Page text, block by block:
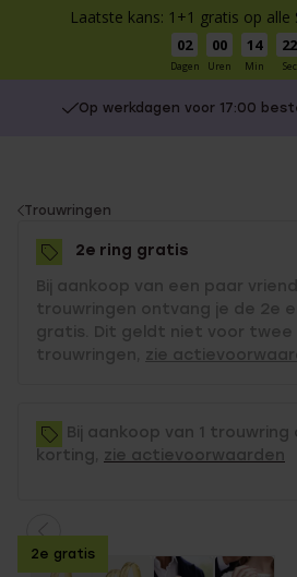
Laatste kans: 1+1 gratis op alle
02
Dagen
00
Uren
14
Min
22
Sec
Op werkdagen voor 17:00
You
are
here:
Trouwringen
2e ring gratis
Bij aankoop van een paar
trouwringen ontvang je de 2e
gratis. Dit geldt niet voor twee
trouwringen, zie
Bij aankoop van 1 trouwring
korting, zie actievoorwaarden
2e gratis